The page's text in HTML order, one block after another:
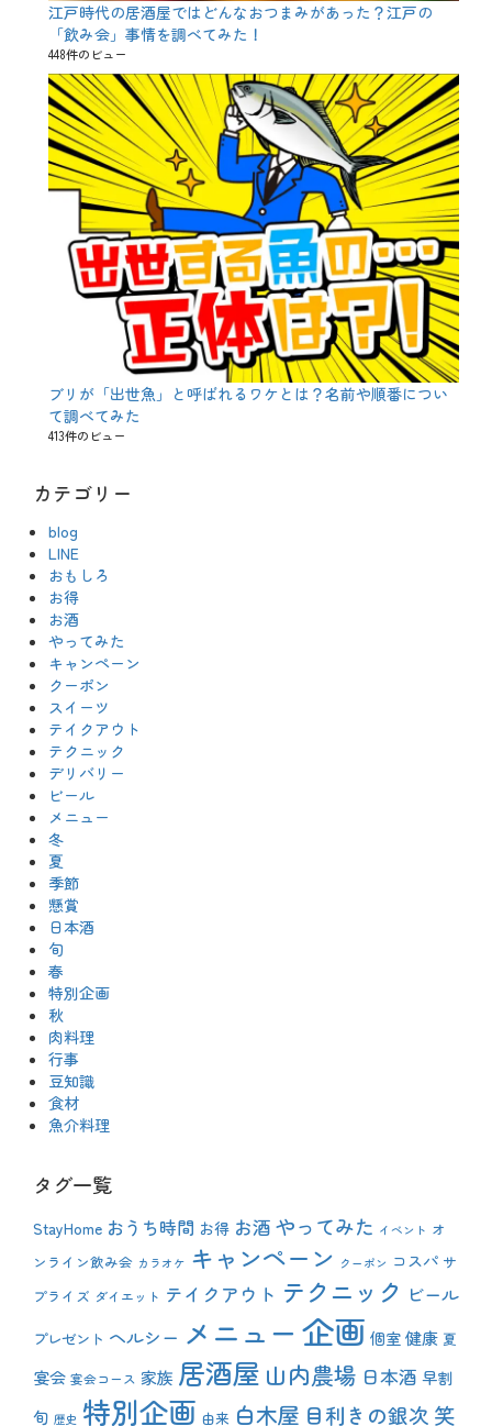
江戸時代の居酒屋ではどんなおつまみがあった？江戸の
「飲み会」事情を調べてみた！
448件のビュー
ブリが「出世魚」と呼ばれるワケとは？名前や順番につい
て調べてみた
413件のビュー
カテゴリー
blog
LINE
おもしろ
お得
お酒
やってみた
キャンペーン
クーポン
スイーツ
テイクアウト
テクニック
デリバリー
ビール
メニュー
冬
夏
季節
懸賞
日本酒
旬
春
特別企画
秋
肉料理
行事
豆知識
食材
魚介料理
タグ一覧
StayHome おうち時間 お得 お酒 やってみた イベント オ
ンライン飲み会 カラオケ キャンペーン クーポン コスパ サ
プライズ ダイエット テイクアウト テクニック ビール
プレゼント ヘルシー メニュー 企画 個室 健康 夏
宴会 宴会コース 家族 居酒屋 山内農場 日本酒 早割
旬 歴史 特別企画 由来 白木屋 目利きの銀次 笑